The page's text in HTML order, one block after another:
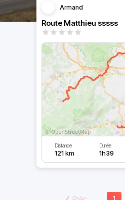
Armand
Route Matthieu sssss
Distance
121 km
Durée
1h39